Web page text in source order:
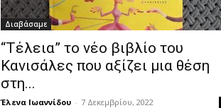
Διαβάσαμε
“Τέλεια” το νέο βιβλίο του
Κανισάλες που αξίζει μια θέση
στη...
Έλενα Ιωαννίδου - 7 Δεκεμβρίου, 2022